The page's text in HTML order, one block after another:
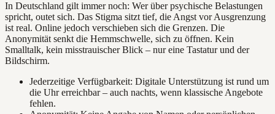
In Deutschland gilt immer noch: Wer über psychische Belastungen
spricht, outet sich. Das Stigma sitzt tief, die Angst vor Ausgrenzung
ist real. Online jedoch verschieben sich die Grenzen. Die
Anonymität senkt die Hemmschwelle, sich zu öffnen. Kein
Smalltalk, kein misstrauischer Blick – nur eine Tastatur und der
Bildschirm.
Jederzeitige Verfügbarkeit: Digitale Unterstützung ist rund um
die Uhr erreichbar – auch nachts, wenn klassische Angebote
fehlen.